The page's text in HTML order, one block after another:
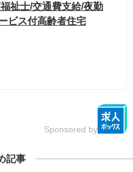
祉士/交通費支給/夜勤
ビス付高齢者住宅
Sponsored by
記事